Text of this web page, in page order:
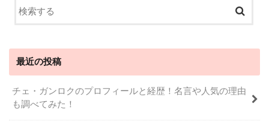
最近の投稿
チェ・ガンロクのプロフィールと経歴！名言や人気の理由
も調べてみた！